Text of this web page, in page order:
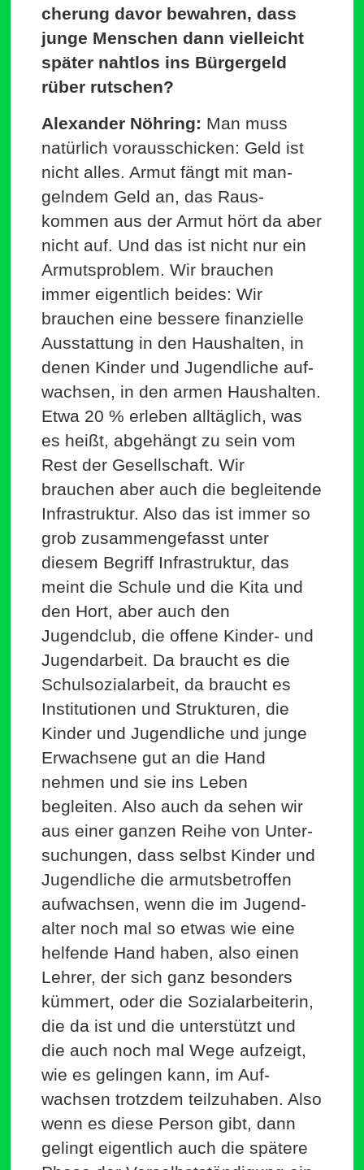
cherung davor bewahren, dass
junge Men­schen dann viel­leicht
später nahtlos ins Bür­gergeld
rüber rutschen?
Alex­ander Nöhring: Man muss
natürlich vor­aus­schicken: Geld ist
nicht alles. Armut fängt mit man­
gelndem Geld an, das Raus­
kommen aus der Armut hört da aber
nicht auf. Und das ist nicht nur ein
Armuts­problem. Wir brauchen
immer eigentlich beides: Wir
brauchen eine bessere finan­zielle
Aus­stattung in den Haus­halten, in
denen Kinder und Jugend­liche auf­
wachsen, in den armen Haus­halten.
Etwa 20 % erleben all­täglich, was
es heißt, abge­hängt zu sein vom
Rest der Gesell­schaft. Wir
brauchen aber auch die beglei­tende
Infra­struktur. Also das ist immer so
grob zusam­men­ge­fasst unter
diesem Begriff Infra­struktur, das
meint die Schule und die Kita und
den Hort, aber auch den
Jugendclub, die offene Kinder- und
Jugend­arbeit. Da braucht es die
Schul­so­zi­al­arbeit, da braucht es
Insti­tu­tionen und Struk­turen, die
Kinder und Jugend­liche und junge
Erwachsene gut an die Hand
nehmen und sie ins Leben
begleiten. Also auch da sehen wir
aus einer ganzen Reihe von Unter­
su­chungen, dass selbst Kinder und
Jugend­liche die armuts­be­troffen
auf­wachsen, wenn die im Jugend­
alter noch mal so etwas wie eine
hel­fende Hand haben, also einen
Lehrer, der sich ganz besonders
kümmert, oder die Sozi­al­ar­bei­terin,
die da ist und die unter­stützt und
die auch noch mal Wege auf­zeigt,
wie es gelingen kann, im Auf­
wachsen trotzdem teil­zu­haben. Also
wenn es diese Person gibt, dann
gelingt eigentlich auch die spätere